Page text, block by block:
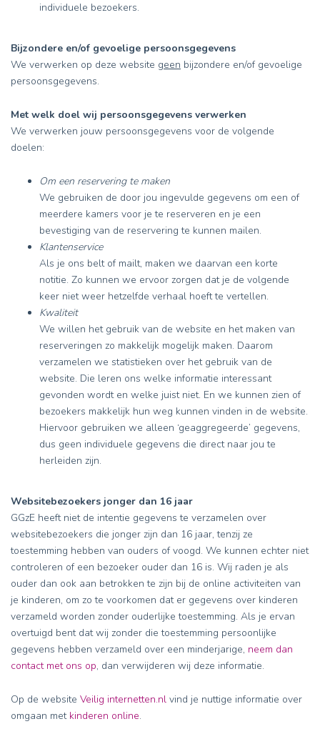
individuele bezoekers.
Bijzondere en/of gevoelige persoonsgegevens
We verwerken op deze website geen bijzondere en/of gevoelige
persoonsgegevens.
Met welk doel wij persoonsgegevens verwerken
We verwerken jouw persoonsgegevens voor de volgende
doelen:
Om een reservering te maken
We gebruiken de door jou ingevulde gegevens om een of
meerdere kamers voor je te reserveren en je een
bevestiging van de reservering te kunnen mailen.
Klantenservice
Als je ons belt of mailt, maken we daarvan een korte
notitie. Zo kunnen we ervoor zorgen dat je de volgende
keer niet weer hetzelfde verhaal hoeft te vertellen.
Kwaliteit
We willen het gebruik van de website en het maken van
reserveringen zo makkelijk mogelijk maken. Daarom
verzamelen we statistieken over het gebruik van de
website. Die leren ons welke informatie interessant
gevonden wordt en welke juist niet. En we kunnen zien of
bezoekers makkelijk hun weg kunnen vinden in de website.
Hiervoor gebruiken we alleen ‘geaggregeerde’ gegevens,
dus geen individuele gegevens die direct naar jou te
herleiden zijn.
Websitebezoekers jonger dan 16 jaar
GGzE heeft niet de intentie gegevens te verzamelen over
websitebezoekers die jonger zijn dan 16 jaar, tenzij ze
toestemming hebben van ouders of voogd. We kunnen echter niet
controleren of een bezoeker ouder dan 16 is. Wij raden je als
ouder dan ook aan betrokken te zijn bij de online activiteiten van
je kinderen, om zo te voorkomen dat er gegevens over kinderen
verzameld worden zonder ouderlijke toestemming. Als je ervan
overtuigd bent dat wij zonder die toestemming persoonlijke
gegevens hebben verzameld over een minderjarige, neem dan
contact met ons op, dan verwijderen wij deze informatie.
Op de website Veilig internetten.nl vind je nuttige informatie over
omgaan met kinderen online.